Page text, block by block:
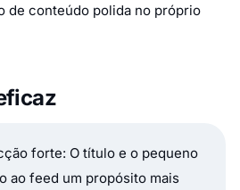
de conteúdo polida no próprio
forte: O título e o pequeno
ao feed um propósito mais